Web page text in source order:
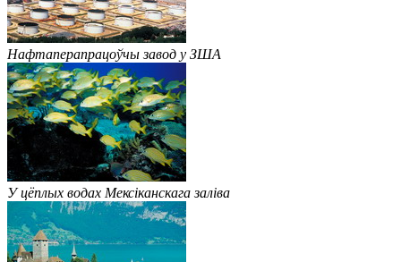
Нафтаперапрацоўчы завод у ЗША
У цёплых водах Мексіканскага заліва